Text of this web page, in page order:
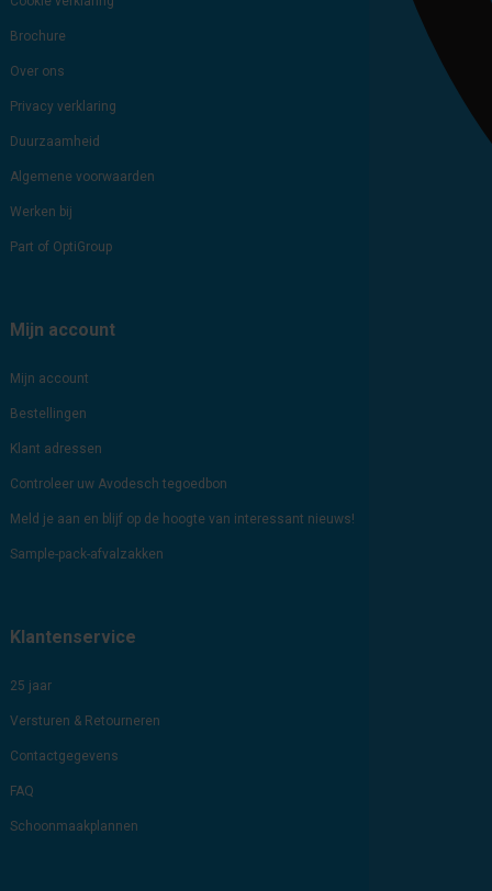
Brochure
Over ons
Privacy verklaring
Duurzaamheid
Algemene voorwaarden
Werken bij
Part of OptiGroup
Mijn account
Mijn account
Bestellingen
Klant adressen
Controleer uw Avodesch tegoedbon
Meld je aan en blijf op de hoogte van interessant nieuws!
Sample-pack-afvalzakken
Klantenservice
25 jaar
Versturen & Retourneren
Contactgegevens
FAQ
Schoonmaakplannen